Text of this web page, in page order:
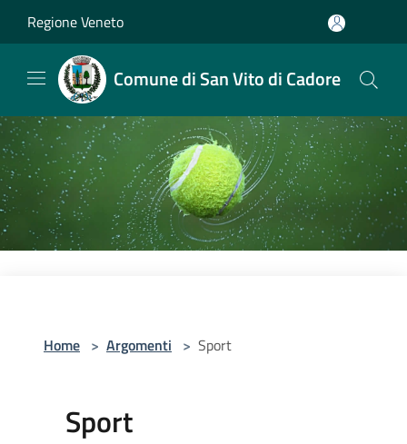
Regione Veneto
Comune di San Vito di Cadore
Home > Argomenti > Sport
Sport